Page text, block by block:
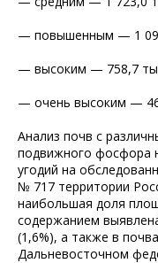
— повышенным — 1
— высоким — 758,7
— очень высоким —
Анализ почв с
подвижного фосфора
угодий на
№ 717 территории
наибольшая доля
содержанием
(1,6%), а также в
Дальневосточном